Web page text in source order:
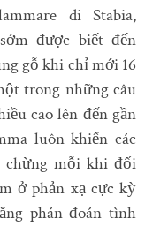
di Stabia,
được biết đến
gỗ khi chỉ mới 16
trong những câu
cao lên đến gần
luôn khiến các
chừng mỗi khi đối
ở phản xạ cực kỳ
phán đoán tình